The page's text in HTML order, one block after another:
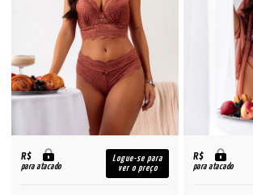
R$
para atacado
Logue-se para
ver o preço
R$
para atacado